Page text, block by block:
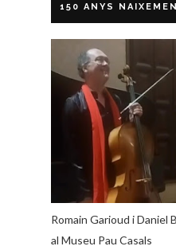
150 ANYS
Romain Garioud i Daniel
al Museu Pau Casals